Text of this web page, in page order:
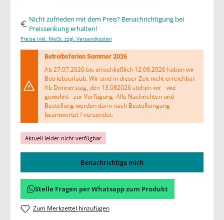
Nicht zufrieden mit dem Preis? Benachrichtigung bei
Preissenkung erhalten!
Preise inkl. MwSt. zzgl. Versandkosten
Betreibsferien Sommer 2026
Ab 27.07.2026 bis einschließlich 12.08.2026 haben wir
Betriebsurlaub. Wir sind in dieser Zeit nicht erreichbar.
Ab Donnerstag, den 13.082026 stehen wir - wie
gewohnt - zur Verfügung. Alle Nachrichten und
Bestellung werden dann nach Bestelleingang
beantwortet / versendet.
Aktuell leider nicht verfügbar
Benachrichtige mich
Stelle Fragen per Whatsapp zum Produkt
Zum Merkzettel hinzufügen